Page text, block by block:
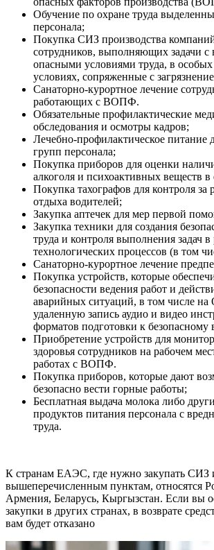
Обучение по охране труда
персонала;
Покупка СИЗ производства
сотрудников, выполняющих задачи
опасными условиями труда, в
условиях, сопряженные с
Санаторно-курортное лечение
работающих с ВОПФ.
Обязательные профилактические
обследования и осмотры кадров;
Лечебно-профилактическое питание
групп персонала;
Покупка приборов для оценки
алкоголя и психоактивных веществ в
Покупка тахографов для контроля за
отдыха водителей;
Закупка аптечек для мер первой
Закупка техники для создания
труда и контроля выполнения задач в
технологических процессов (в том
Санаторно-курортное лечение
Покупка устройств, которые
безопасности ведения работ и
аварийных ситуаций, в том числе
удаленную запись аудио и видео
форматов подготовки к
Приобретение устройств для
здоровья сотрудников на рабочем
работах с ВОПФ.
Покупка приборов, которые дают
безопасно вести горные работы;
Бесплатная выдача молока либо
продуктов питания персонала с
труда.
К странам ЕАЭС, где нужно закупать СИЗ
вышеперечисленным пунктам, относятся
Армения, Беларусь, Кыргызстан. Если вы
закупки в других странах, в возврате
вам будет отказано